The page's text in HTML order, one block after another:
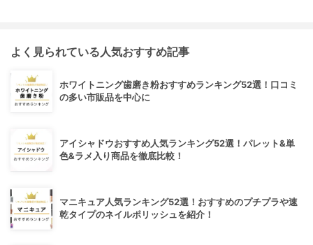
よく見られている人気おすすめ記事
ホワイトニング歯磨き粉おすすめランキング52選！口コミ
の多い市販品を中心に
アイシャドウおすすめ人気ランキング52選！パレット&単
色&ラメ入り商品を徹底比較！
マニキュア人気ランキング52選！おすすめのプチプラや速
乾タイプのネイルポリッシュを紹介！